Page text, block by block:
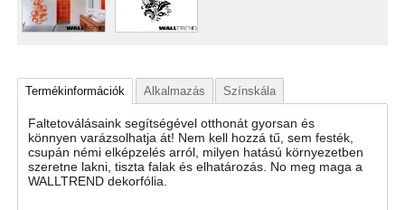
Termékinformációk Alkalmazás Színskála
Faltetoválásaink segítségével otthonát gyorsan és
könnyen varázsolhatja át! Nem kell hozzá tű, sem festék,
csupán némi elképzelés arról, milyen hatású környezetben
szeretne lakni, tiszta falak és elhatározás. No meg maga a
WALLTREND dekorfólia.